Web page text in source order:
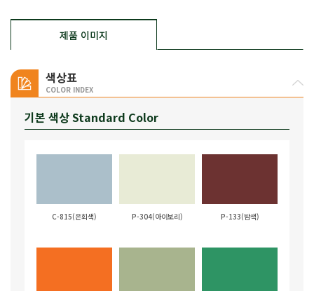
제품 이미지
색상표
COLOR INDEX
기본 색상 Standard Color
C-815(은회색) P-304(아이보리) P-133(밤색)